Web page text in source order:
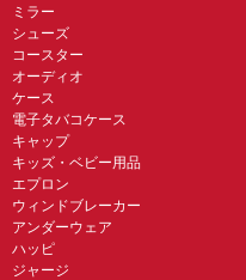
ミラー
シューズ
コースター
オーディオ
ケース
電子タバコケース
キャップ
キッズ・ベビー用品
エプロン
ウィンドブレーカー
アンダーウェア
ハッピ
ジャージ